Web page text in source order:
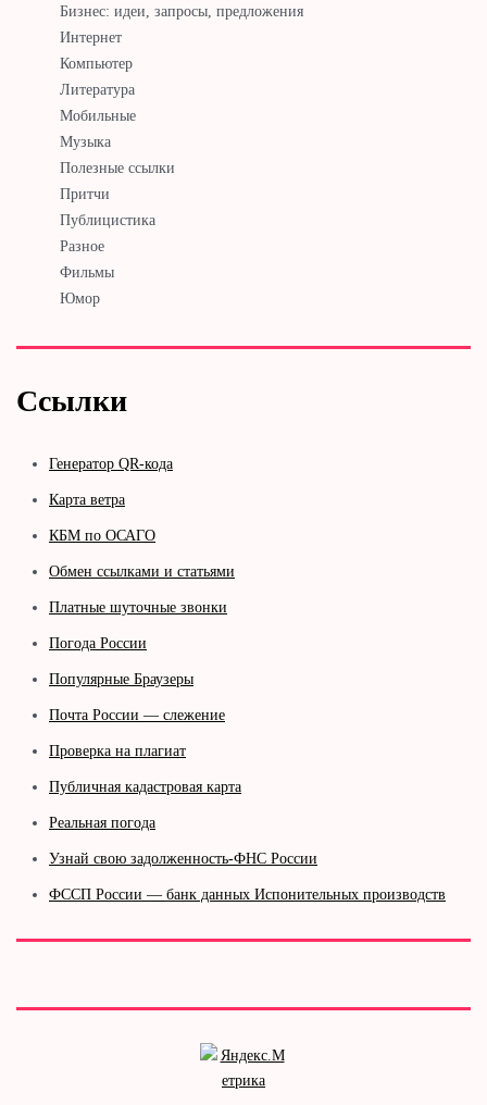
Бизнес: идеи, запросы, предложения
Интернет
Компьютер
Литература
Мобильные
Музыка
Полезные ссылки
Притчи
Публицистика
Разное
Фильмы
Юмор
Ссылки
Генератор QR-кода
Карта ветра
КБМ по ОСАГО
Обмен ссылками и статьями
Платные шуточные звонки
Погода России
Популярные Браузеры
Почта России — слежение
Проверка на плагиат
Публичная кадастровая карта
Реальная погода
Узнай свою задолженность-ФНС России
ФССП России — банк данных Испонительных производств